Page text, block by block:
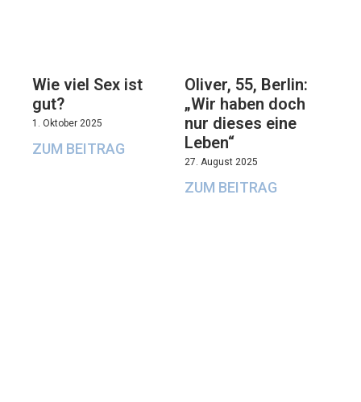
Wie viel Sex ist
gut?
1. Oktober 2025
ZUM BEITRAG
Oliver, 55, Berlin:
„Wir haben doch
nur dieses eine
Leben“
27. August 2025
ZUM BEITRAG